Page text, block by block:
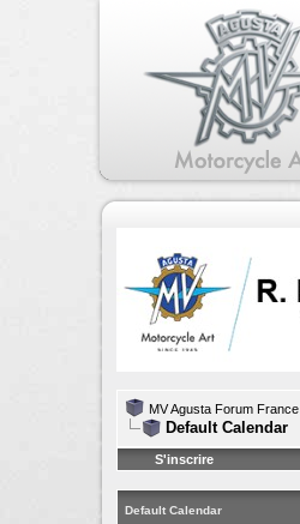
MV Agusta Forum France
Default Calendar
S'inscrire
Default Calendar